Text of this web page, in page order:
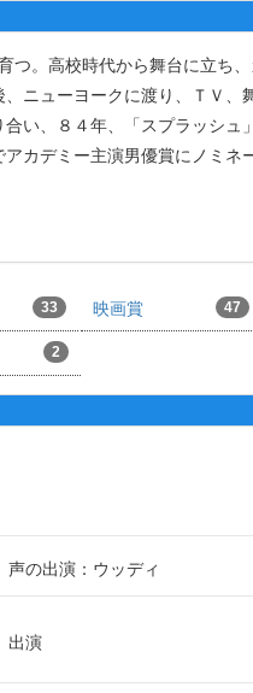
。高校時代から舞台に立ち
ニューヨークに渡り、ＴＶ
い、８４年、「スプラッシ
カデミー主演男優賞にノミ
33 映画賞 47
2
声の出演：ウッディ
出演